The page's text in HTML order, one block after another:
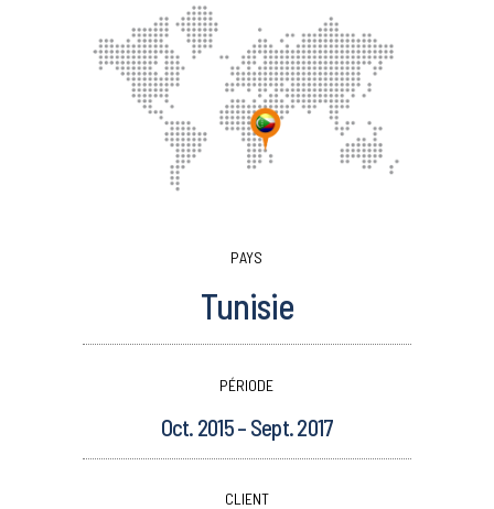
PAYS
Tunisie
PÉRIODE
Oct. 2015 – Sept. 2017
CLIENT